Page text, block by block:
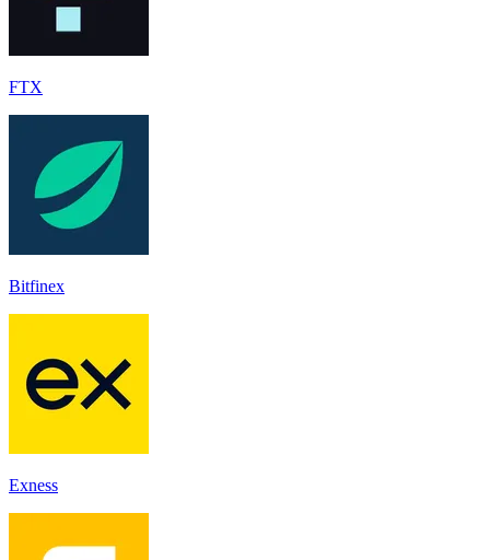
FTX
Bitfinex
Exness